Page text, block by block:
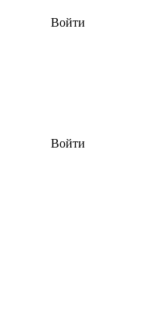
Войти
Войти